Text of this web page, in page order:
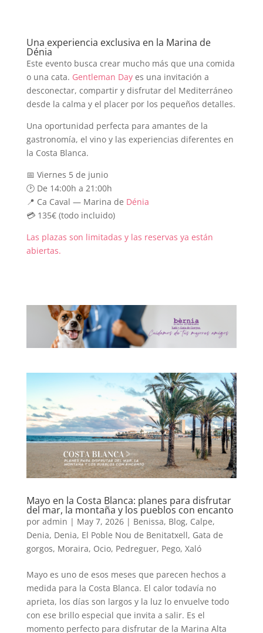
Una experiencia exclusiva en la Marina de
Dénia
Este evento busca crear mucho más que una comida
o una cata. Gentleman Dayes una invitación a
desconectar, compartir y disfrutar del Mediterráneo
desde la calma y el placer por los pequeños detalles.
Una oportunidad perfecta para amantes de la
gastronomía, el vino y las experiencias diferentes en
la Costa Blanca.
📅 Viernes 5 de junio
🕑 De 14:00h a 21:00h
📍 Ca Caval — Marina de Dénia
💳 135€ (todo incluido)
Las plazas son limitadas y las reservas ya están
abiertas.
Mayo en la Costa Blanca: planes para disfrutar
del mar, la montaña y los pueblos con encanto
por admin | May 7, 2026| Benissa, Blog, Calpe,
Denia, Denia, El Poble Nou de Benitatxell, Gata de
gorgos, Moraira, Ocio, Pedreguer, Pego, Xaló
Mayo es uno de esos meses que parecen hechos a
medida para la Costa Blanca. El calor todavía no
aprieta, los días son largos y la luz lo envuelve todo
con ese brillo especial que invita a salir. Es el
momento perfecto para disfrutar de la Marina Alta